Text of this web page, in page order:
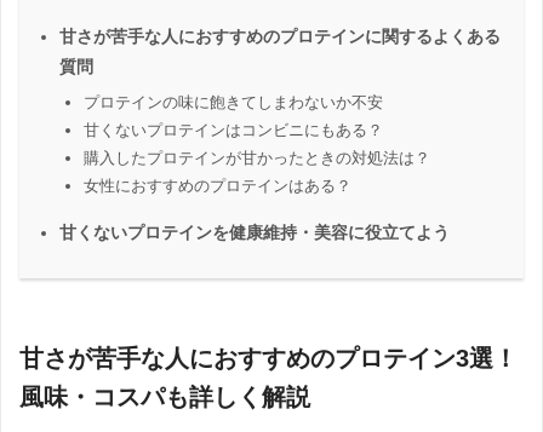
甘さが苦手な人におすすめのプロテインに関するよくある
質問
プロテインの味に飽きてしまわないか不安
甘くないプロテインはコンビニにもある？
購入したプロテインが甘かったときの対処法は？
女性におすすめのプロテインはある？
甘くないプロテインを健康維持・美容に役立てよう
甘さが苦手な人におすすめのプロテイン3選！
風味・コスパも詳しく解説